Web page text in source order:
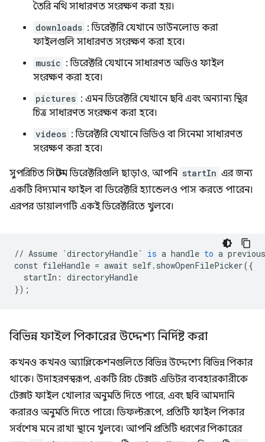
তৈরি নথি সাধারণত সংরক্ষণ করা হয়।
downloads : ডিরেক্টরি যেখানে ডাউনলোড করা
ফাইলগুলি সাধারণত সংরক্ষণ করা হবে।
music : ডিরেক্টরি যেখানে সাধারণত অডিও ফাইল
সংরক্ষণ করা হবে।
pictures : এমন ডিরেক্টরি যেখানে ছবি এবং অন্যান্য স্থির
চিত্র সাধারণত সংরক্ষণ করা হবে।
videos : ডিরেক্টরি যেখানে ভিডিও বা সিনেমা সাধারণত
সংরক্ষণ করা হবে।
সুপরিচিত সিস্টেম ডিরেক্টরিগুলি ছাড়াও, আপনি startIn এর জন্য
একটি বিদ্যমান ফাইল বা ডিরেক্টরি হ্যান্ডেলও পাস করতে পারেন।
এরপর ডায়ালগটি একই ডিরেক্টরিতে খুলবে।
// Assume `directoryHandle` is a handle to a
const fileHandle = await self. showOpenFilePicker({
startIn : directoryHandle
});
বিভিন্ন ফাইল পিকারের উদ্দেশ্য নির্দিষ্ট করা
কখনও কখনও অ্যাপ্লিকেশনগুলিতে বিভিন্ন উদ্দেশ্যে বিভিন্ন পিকার
থাকে। উদাহরণস্বরূপ, একটি রিচ টেক্সট এডিটর ব্যবহারকারীকে
টেক্সট ফাইল খোলার অনুমতি দিতে পারে, এবং ছবি আমদানি
করারও অনুমতি দিতে পারে। ডিফল্টরূপে, প্রতিটি ফাইল পিকার
সর্বশেষ মনে রাখা স্থানে খুলবে। আপনি প্রতিটি ধরণের পিকারের